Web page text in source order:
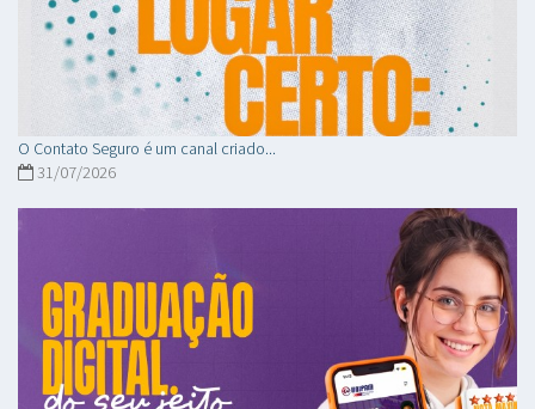
O Contato Seguro é um canal criado...
31/07/2026